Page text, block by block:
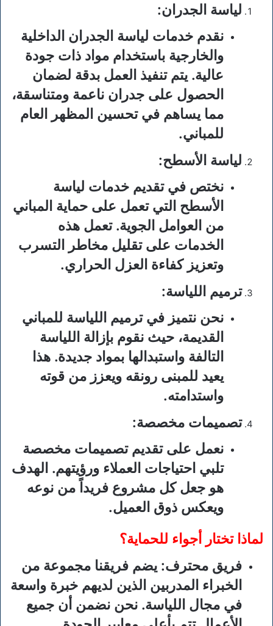
لياسة الجدران:
نقدم خدمات لياسة الجدران الداخلية
والخارجية باستخدام مواد ذات جودة
عالية. يتم تنفيذ العمل بدقة لضمان
الحصول على جدران ناعمة ومتناسقة،
مما يساهم في تحسين المظهر العام
للمباني.
لياسة الأسطح:
نختص في تقديم خدمات لياسة
الأسطح التي تعمل على حماية المباني
من العوامل الجوية. تعمل هذه
الخدمات على تقليل مخاطر التسرب
وتعزيز كفاءة العزل الحراري.
ترميم اللياسة:
نحن نتميز في ترميم اللياسة للمباني
القديمة، حيث نقوم بإزالة اللياسة
التالفة واستبدالها بمواد جديدة. هذا
يعيد للمبنى رونقه ويعزز من قوته
واستدامته.
تصميمات مخصصة:
نعمل على تقديم تصميمات مخصصة
تلبي احتياجات العملاء ورؤيتهم. الهدف
هو جعل كل مشروع فريداً من نوعه
ويعكس ذوق العميل.
لماذا تختار أجواء للحماية؟
فريق محترف: يضم فريقنا مجموعة من
الخبراء المدربين الذين لديهم خبرة واسعة
في مجال اللياسة. نحن نضمن أن جميع